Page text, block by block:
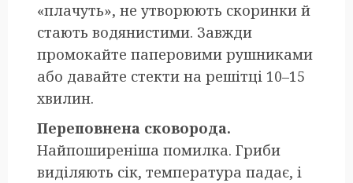
«плачуть», не утворюють скоринки й
стають водянистими. Завжди
промокайте паперовими рушниками
або давайте стекти на решітці 10–15
хвилин.
Переповнена сковорода.
Найпоширеніша помилка. Гриби
виділяють сік, температура падає, і